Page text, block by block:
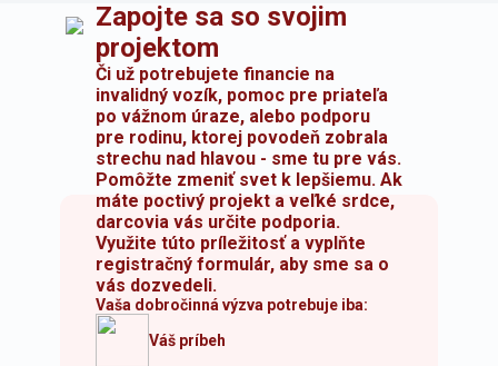
Zapojte sa so svojim
projektom
Či už potrebujete financie na
invalidný vozík, pomoc pre priateľa
po vážnom úraze, alebo podporu
pre rodinu, ktorej povodeň zobrala
strechu nad hlavou - sme tu pre vás.
Pomôžte zmeniť svet k lepšiemu. Ak
máte poctivý projekt a veľké srdce,
darcovia vás určite podporia.
Využite túto príležitosť a vyplňte
registračný formulár, aby sme sa o
vás dozvedeli.
Vaša dobročinná výzva potrebuje iba:
Váš príbeh